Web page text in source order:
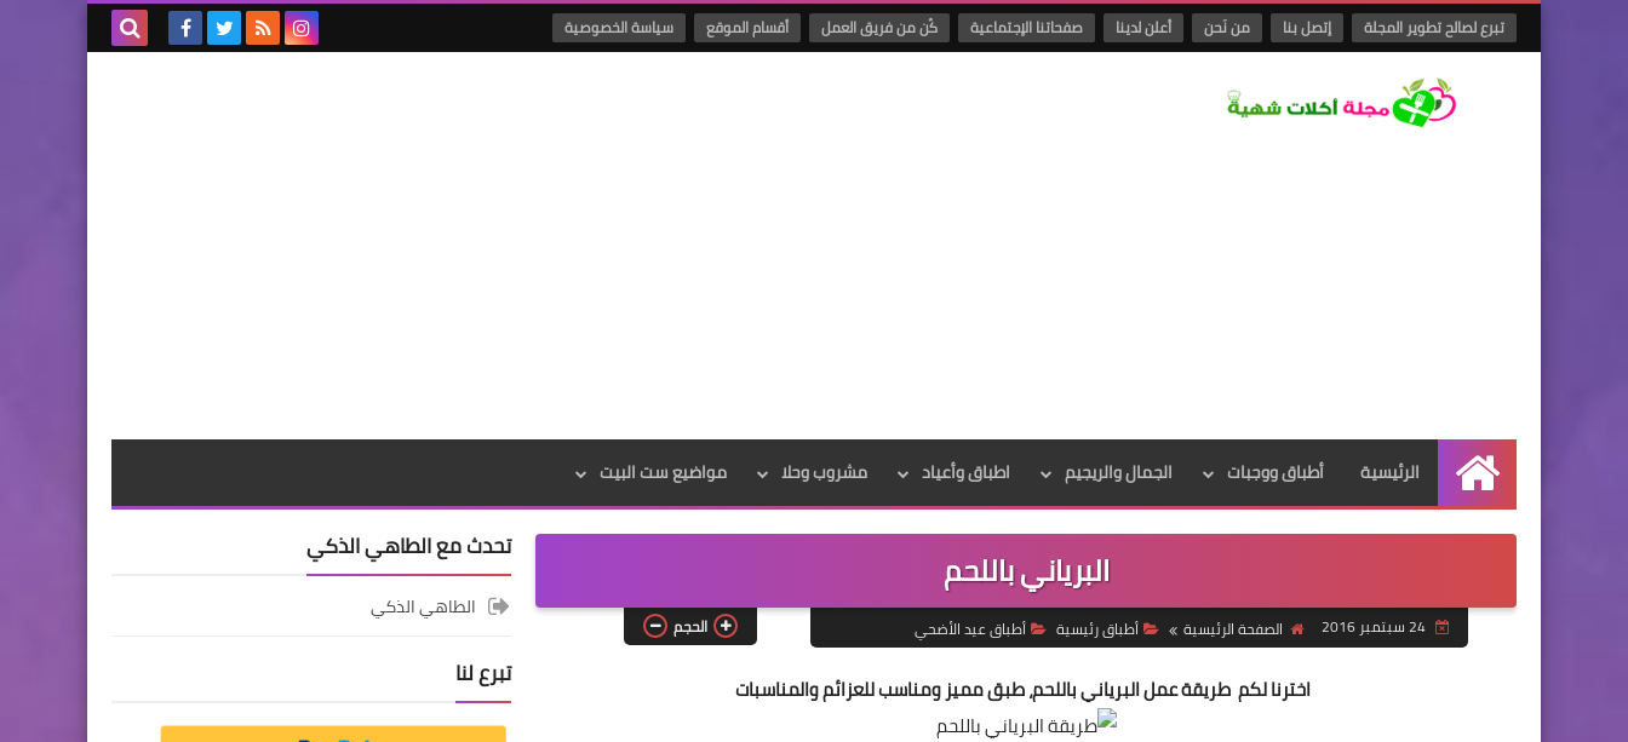
تبرع لصالح تطوير المجلة إتصل بنا من نَحن أعلن لدينا صفحاتنا الإجتماعية كُن من فريق العمل أقسام الموقع سياسة الخصوصية
الرئيسية
الرئيسية أطباق ووجبات الجمال والريجيم اطباق وأعياد مشروب وحلا مواضيع ست البيت
البرياني باللحم
24 سبتمبر 2016 الصفحة الرئيسية أطباق رئيسية أطباق عيد الأضحي الحجم
اخترنا لكم طريقة عملالبرياني باللحم، طبق مميز ومناسب للعزائم والمناسبات
تحدث مع الطاهي الذكي
الطاهي الذكي
تبرع لنا